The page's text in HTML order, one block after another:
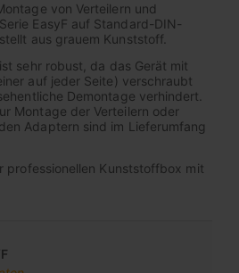
von Verteilern und
EasyF auf Standard-DIN-
aus grauem Kunststoff.
sehr robust, da das Gerät mit
auf jeder Seite) verschraubt
Demontage verhindert.
Montage der Verteilern oder
Adaptern sind im Lieferumfang
professionellen Kunststoffbox mit